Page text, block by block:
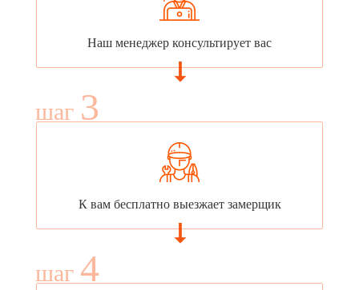
Наш менеджер консультирует вас
шаг 3
К вам бесплатно выезжает замерщик
шаг 4